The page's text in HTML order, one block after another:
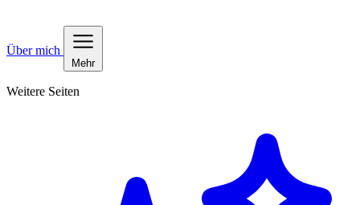
Über mich
Mehr
Weitere Seiten